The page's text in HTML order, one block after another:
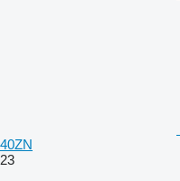
40ZN
23